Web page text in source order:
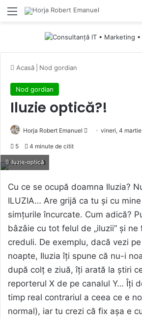
Menu
Acasă Nod gordian
Nod gordian
Iluzie optică?!
Horja Robert Emanuel
Sendvineri, 4
5 4 minute de citit
iluzie-optică
Cu ce se ocupă doamna Iluzia?
ILUZIA… Are grijă ca tu și cu
simțurile încurcate. Cum adică?
bâzâie cu tot felul de „iluzii” și ne
creduli. De exemplu, dacă vezi
noapte, Iluzia îți spune că nu-i
după colț e ziuă, îți arată la știri
reporterul X de pe canalul Y… Îți
timp real contrariul a ceea ce e
normal), iar tu crezi că fix așa e